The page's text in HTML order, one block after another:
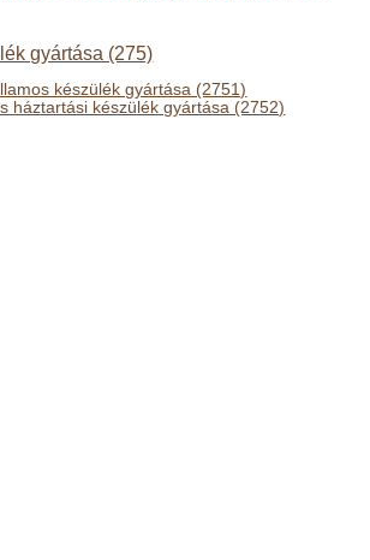
gyártása (275)
készülék gyártása (2751)
háztartási készülék gyártása (2752)